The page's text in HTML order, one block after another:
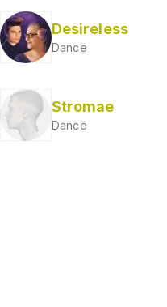
Desireless
Dance
Stromae
Dance